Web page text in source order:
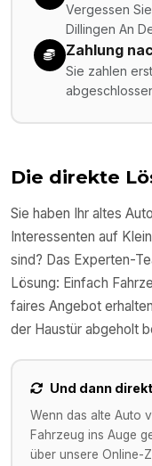
Vergessen
Dillingen An
Zahlung
Sie zahlen
Die direkte
Sie haben Ihr altes
Interessenten auf
sind? Das Experten-
Lösung: Einfach
faires Angebot
der Haustür abgeholt
Und dann
Wenn das alte Auto
Fahrzeug ins Auge
über unsere Online-